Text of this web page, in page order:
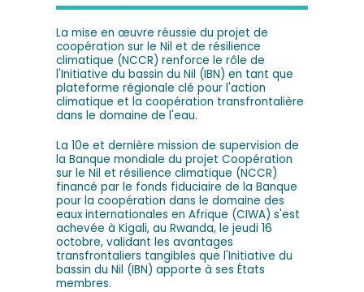
La mise en œuvre réussie du projet de
coopération sur le Nil et de résilience
climatique (NCCR) renforce le rôle de
l'Initiative du bassin du Nil (IBN) en tant que
plateforme régionale clé pour l'action
climatique et la coopération transfrontalière
dans le domaine de l'eau.
La 10e et dernière mission de supervision de
la Banque mondiale du projet Coopération
sur le Nil et résilience climatique (NCCR)
financé par le fonds fiduciaire de la Banque
pour la coopération dans le domaine des
eaux internationales en Afrique (CIWA) s'est
achevée à Kigali, au Rwanda, le jeudi 16
octobre, validant les avantages
transfrontaliers tangibles que l'Initiative du
bassin du Nil (IBN) apporte à ses États
membres.